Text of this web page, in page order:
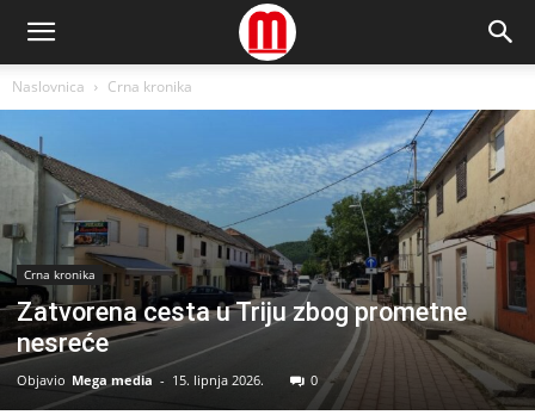
Naslovnica Crna kronika
Crna kronika
Zatvorena cesta u Triju zbog prometne
nesreće
Objavio Mega media - 15. lipnja 2026. 0